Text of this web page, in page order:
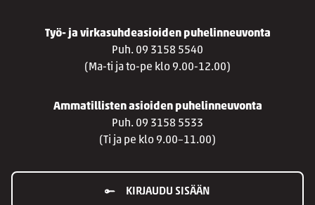
Työ- ja virkasuhdeasioiden puhelinneuvonta
Puh. 09 3158 5540
(Ma-ti ja to-pe klo 9.00-12.00)
Ammatillisten asioiden puhelinneuvonta
Puh. 09 3158 5533
(Ti ja pe klo 9.00–11.00)
KIRJAUDU SISÄÄN